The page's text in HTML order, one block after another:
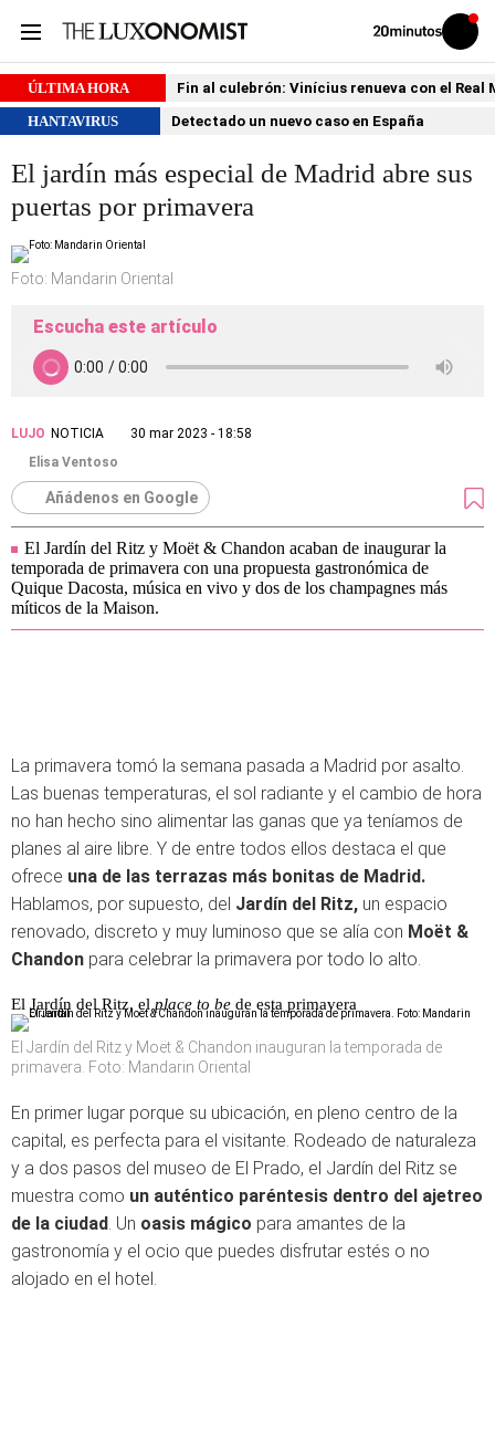
Volver
Iniciar
sesión
ÚLTIMA HORA
Fin al culebrón: Vinícius renueva con el Real
HANTAVIRUS
Detectado un nuevo caso en España
El jardín más especial de Madrid abre sus
puertas por primavera
Foto: Mandarin Oriental
Escucha este artículo
LUJO NOTICIA
30 mar 2023 - 18:58
Elisa Ventoso
Añádenos en Google
El Jardín del Ritz y Moët & Chandon acaban de inaugurar la
temporada de primavera con una propuesta gastronómica de
Quique Dacosta, música en vivo y dos de los champagnes más
míticos de la Maison.
La primavera tomó la semana pasada a Madrid por asalto.
Las buenas temperaturas, el sol radiante y el cambio de hora
no han hecho sino alimentar las ganas que ya teníamos de
planes al aire libre. Y de entre todos ellos destaca el que
ofrece una de las terrazas más bonitas de Madrid.
Hablamos, por supuesto, del Jardín del Ritz, un espacio
renovado, discreto y muy luminoso que se alía con Moët &
Chandon para celebrar la primavera por todo lo alto.
El Jardín del Ritz, el place to be de esta primavera
El Jardín del Ritz y Moët & Chandon inauguran la temporada de
primavera. Foto: Mandarin Oriental
En primer lugar porque su ubicación, en pleno centro de la
capital, es perfecta para el visitante. Rodeado de naturaleza
y a dos pasos del museo de El Prado, el Jardín del Ritz se
muestra como un auténtico paréntesis dentro del ajetreo
de la ciudad. Un oasis mágico para amantes de la
gastronomía y el ocio que puedes disfrutar estés o no
alojado en el hotel.